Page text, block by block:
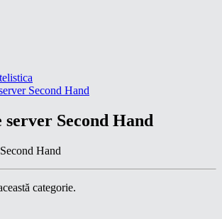
Second Hand
server Second Hand
Hand
categorie.